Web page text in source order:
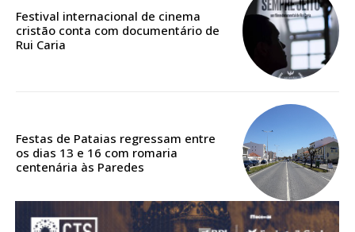
Escolha o plano
DIGITAL ANUAL
16
12 meses
Festival internacional de cinema
cristão conta com documentário de
Rui Caria
Festas de Pataias regressam entre
os dias 13 e 16 com romaria
centenária às Paredes